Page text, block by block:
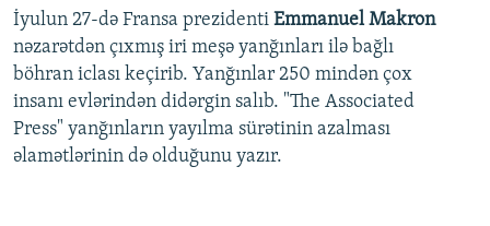
İyulun 27-də Fransa prezidenti Emmanuel Makron
nəzarətdən çıxmış iri meşə yanğınları ilə bağlı
böhran iclası keçirib. Yanğınlar 250 mindən çox
insanı evlərindən didərgin salıb. "The Associated
Press" yanğınların yayılma sürətinin azalması
əlamətlərinin də olduğunu yazır.